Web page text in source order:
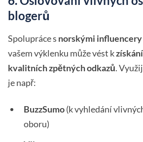
blogerů
Spolupráce s norskými influencery
vašem výklenku může vést k
kvalitních zpětných odkazů.
je např:
BuzzSumo(k vyhledání
oboru)